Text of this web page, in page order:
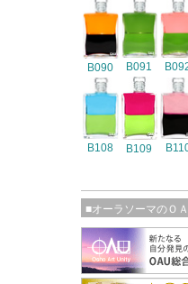
B090 B091
B108 B109
■オーラソーマのＯ